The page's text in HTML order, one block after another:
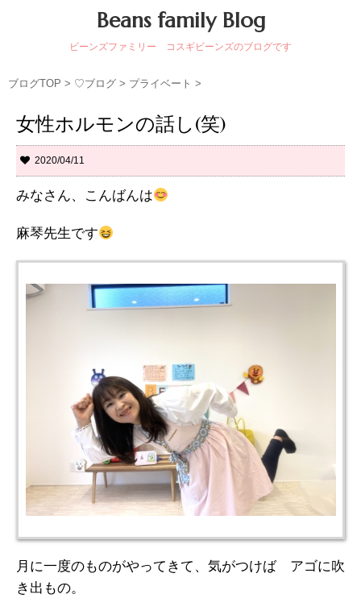
Beans family Blog
ビーンズファミリー コスギビーンズのブログです
ブログTOP > ♡ブログ > プライベート >
女性ホルモンの話し(笑)
2020/04/11
みなさん、こんばんは
麻琴先生です
月に一度のものがやってきて、気がつけば アゴに吹
き出もの。